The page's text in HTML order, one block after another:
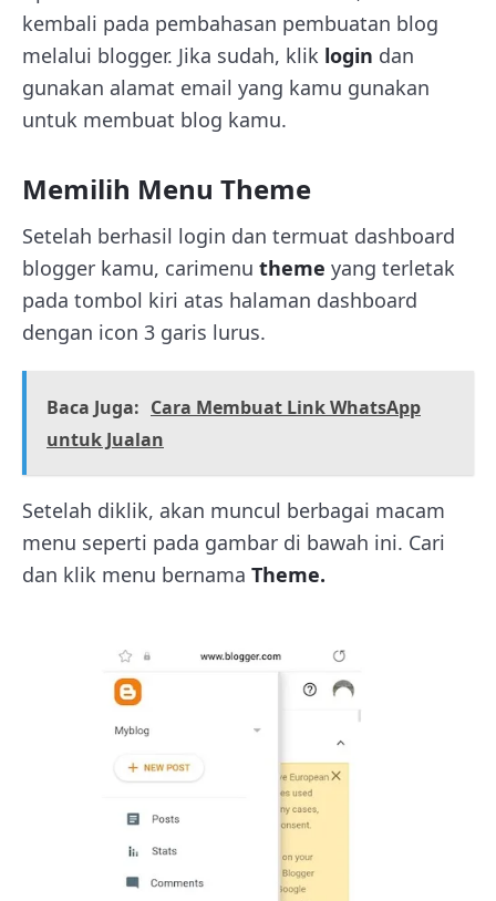
kembali pada pembahasan pembuatan blog
melalui blogger. Jika sudah, klik login dan
gunakan alamat email yang kamu gunakan
untuk membuat blog kamu.
Memilih Menu Theme
Setelah berhasil login dan termuat dashboard
blogger kamu, carimenu theme yang terletak
pada tombol kiri atas halaman dashboard
dengan icon 3 garis lurus.
Baca Juga: Cara Membuat Link WhatsApp
untuk Jualan
Setelah diklik, akan muncul berbagai macam
menu seperti pada gambar di bawah ini. Cari
dan klik menu bernama Theme.